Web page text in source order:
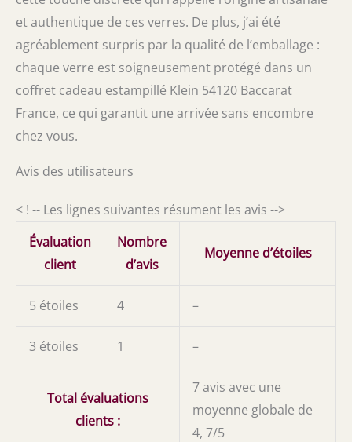
et authentique de ces verres. De plus, j’ai été
agréablement surpris par la qualité de l’emballage :
chaque verre est soigneusement protégé dans un
coffret cadeau estampillé Klein 54120 Baccarat
France, ce qui garantit une arrivée sans encombre
chez vous.
Avis des utilisateurs
< ! -- Les lignes suivantes résument les avis -->
Évaluation
client
Nombre
d’avis
Moyenne d’étoiles
5 étoiles 4 –
3 étoiles 1 –
Total évaluations
clients :
7 avis avec une
moyenne globale de
4, 7/5